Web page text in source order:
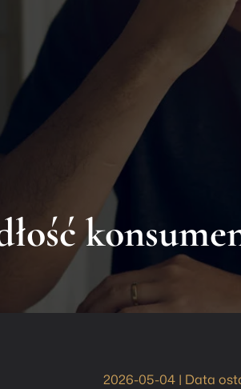
Ludzie
Sądów Upadłościowych
2026-05-04 | Data